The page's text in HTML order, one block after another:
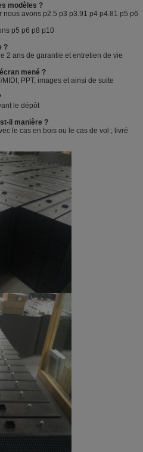
modèles ?
avons p2.5 p3 p3.91 p4 p4.81 p5 p6
p5 p6 p8 p10
?
2 ans de garantie et entretien de vie
mené ?
PPT, images et ainsi de suite
le dépôt
il manière ?
le cas en bois ou le cas de vol ; livré